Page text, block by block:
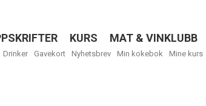
KURS MAT & VINKLUBB
Drinker Gavekort Nyhetsbrev Min kokebok Mine kurs